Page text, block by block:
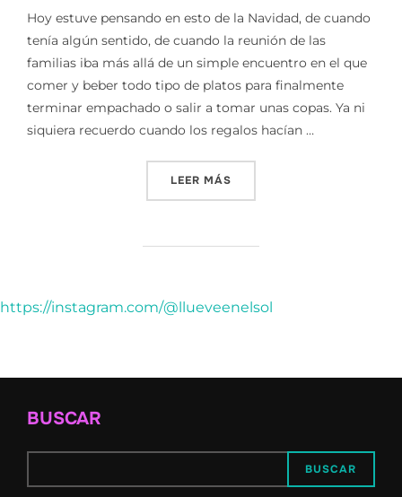
Hoy estuve pensando en esto de la Navidad, de cuando
tenía algún sentido, de cuando la reunión de las
familias iba más allá de un simple encuentro en el que
comer y beber todo tipo de platos para finalmente
terminar empachado o salir a tomar unas copas. Ya ni
siquiera recuerdo cuando los regalos hacían …
LEER MÁS
https://instagram.com/@llueveenelsol
BUSCAR
BUSCAR